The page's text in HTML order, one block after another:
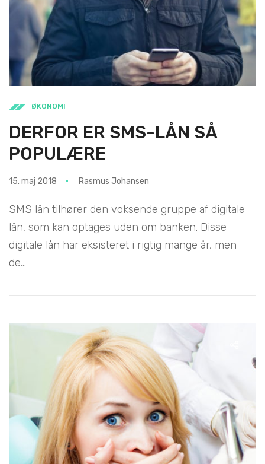
ØKONOMI
DERFOR ER SMS-LÅN SÅ
POPULÆRE
15. maj 2018 Rasmus Johansen
SMS lån tilhører den voksende gruppe af digitale
lån, som kan optages uden om banken. Disse
digitale lån har eksisteret i rigtig mange år, men
de...